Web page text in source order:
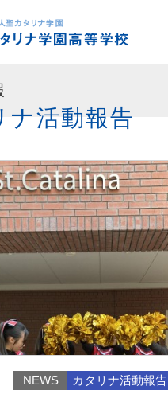
ナ活動報告
NEWS カタリナ活動報告